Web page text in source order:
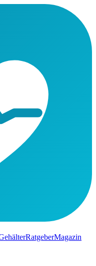
RatgeberMagazin